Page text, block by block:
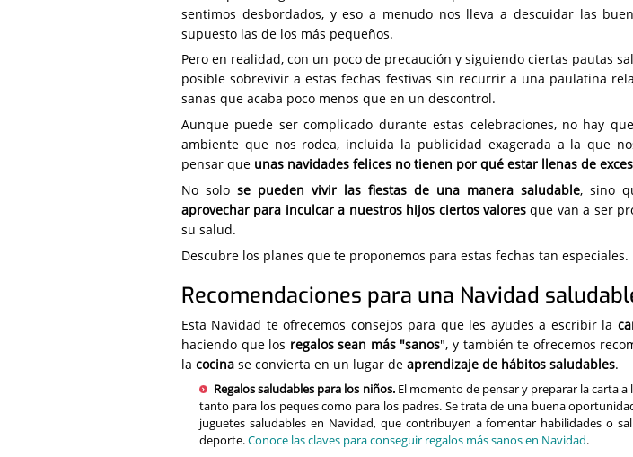
sentimos desbordados, y eso a menudo nos lleva a descuidar las
supuesto las de los más pequeños.
Pero en realidad, con un poco de precaución y siguiendo ciertas pautas
posible sobrevivir a estas fechas festivas sin recurrir a una paulatina
sanas que acaba poco menos que en un descontrol.
Aunque puede ser complicado durante estas celebraciones, no hay
ambiente que nos rodea, incluida la publicidad exagerada a la que
pensar que unas navidades felices no tienen por qué estar llenas de
No solose pueden vivir las fiestas de una manera saludable, sino
aprovechar para inculcar a nuestros hijos ciertos valores que van a ser
su salud.
Descubre los planes que te proponemos para estas fechas tan especiales.
Recomendaciones para una Navidad
Esta Navidad te ofrecemos consejos para que les ayudes a escribir la
haciendo que los regalos sean más "sanos", y también te ofrecemos
la cocina se convierta en un lugar de aprendizaje de hábitos saludables.
Regalos saludables para los niños.El momento de pensar y preparar la carta a
tanto para los peques como para los padres. Se trata de una buena
juguetes saludables en Navidad, que contribuyen a fomentar habilidades o
deporte.Conoce las claves para conseguir regalos más sanos en Navidad.